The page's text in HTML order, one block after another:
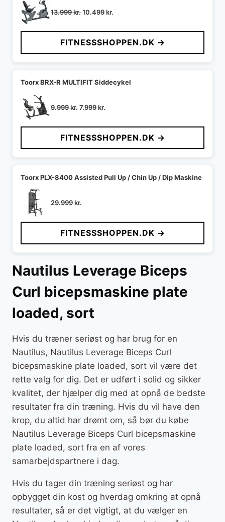
13.999kr.Den
pris
var:
13.999 kr..
10.499kr.
pris
er:
10.499 kr..
FITNESSSHOPPEN.DK →
Toorx BRX-R MULTIFIT Siddecykel
9.999kr.Den
pris
var:
9.999 kr..
7.999kr.
pris
er:
7.999 kr..
FITNESSSHOPPEN.DK →
Toorx PLX-8400 Assisted Pull Up / Chin Up / Dip Maskine
29.999kr.
FITNESSSHOPPEN.DK →
Nautilus Leverage Biceps
Curl bicepsmaskine plate
loaded, sort
Hvis du træner seriøst og har brug for en
Nautilus, Nautilus Leverage Biceps Curl
bicepsmaskine plate loaded, sort vil være det
rette valg for dig. Det er udført i solid og sikker
kvalitet, der hjælper dig med at opnå de bedste
resultater fra din træning. Hvis du vil have den
krop, du altid har drømt om, så bør du købe
Nautilus Leverage Biceps Curl bicepsmaskine
plate loaded, sort fra en af vores
samarbejdspartnere i dag.
Hvis du tager din træning seriøst og har
opbygget din kost og hverdag omkring at opnå
resultater, så er det vigtigt, at du vælger en